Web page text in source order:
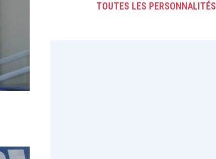
TOUTES LES PERSONNALITÉS